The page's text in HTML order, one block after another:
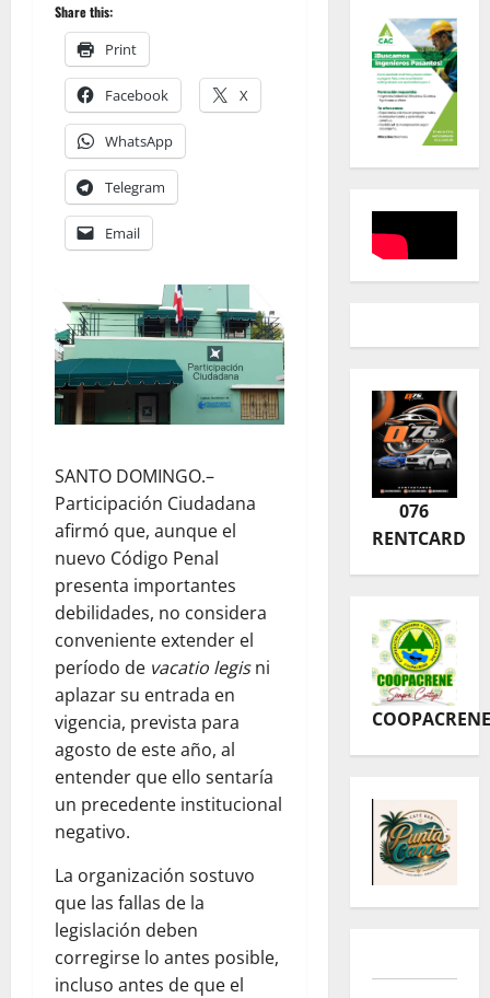
Share this:
Print
Facebook X
WhatsApp
Telegram
Email
SANTO DOMINGO.–
Participación Ciudadana
afirmó que, aunque el
nuevo Código Penal
presenta importantes
debilidades, no considera
conveniente extender el
período de vacatio legisni
aplazar su entrada en
vigencia, prevista para
agosto de este año, al
entender que ello sentaría
un precedente institucional
negativo.
La organización sostuvo
que las fallas de la
legislación deben
corregirse lo antes posible,
incluso antes de que el
076
RENTCARD
COOPACRENE